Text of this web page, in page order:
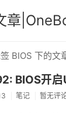
章
BIOS 下的文
BIOS开
笔记 暂无评